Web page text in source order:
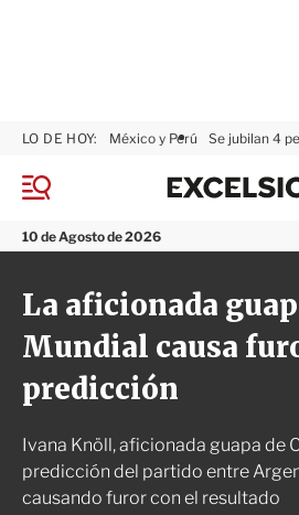
M
n
ú
10 de Agosto de 2026
LO DE HOY: México y Perú Se jubilan 4
La aficionada
Mundial causa
predicción
Ivana Knöll, aficionada guapa de
predicción del partido entre
causando furor con el resultado